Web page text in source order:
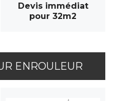
Devis immédiat
pour 32m2
ENROULEUR